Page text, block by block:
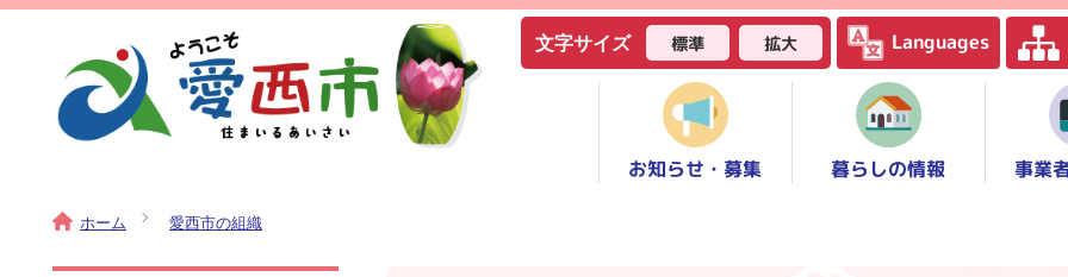
文字サイズ 標準 拡大 Languages
お知らせ・募集 暮らしの情報 事業
ホーム 愛西市の組織